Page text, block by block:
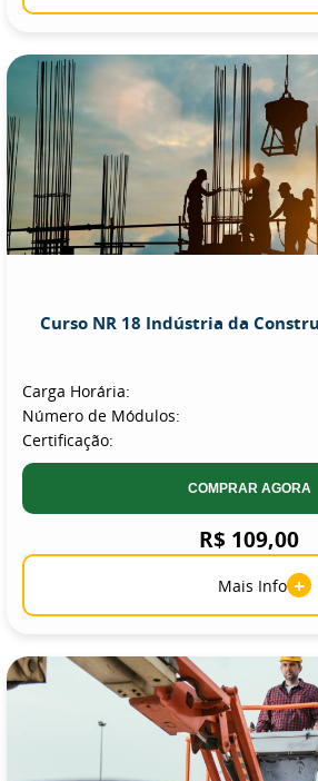
Curso NR 18 Indústria da
Carga Horária:
Número de Módulos:
Certificação:
COMPRAR AGORA
R$ 109,00
Mais Info +